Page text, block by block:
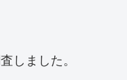
しました。